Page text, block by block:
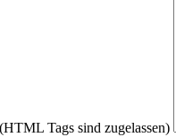
Tags sind zugelassen)